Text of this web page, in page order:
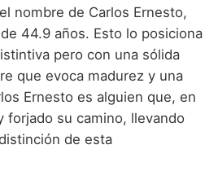
que empiezan por N
que empiezan por O
que empiezan por P
que empiezan por Q
que empiezan por R
que empiezan por S
de Niño Navarros
de Niño Riojanos
de Niño Valencianos
de Niño Vascos
de Niño Marroquíes
de Niño Portugueses
de Niño Rumanos
de Niño Rusos
de Niño Suecos
nombre de Carlos Ernesto,
44.9 años. Esto lo posiciona
pero con una sólida
que evoca madurez y una
Ernesto es alguien que, en
forjado su camino, llevando
de esta